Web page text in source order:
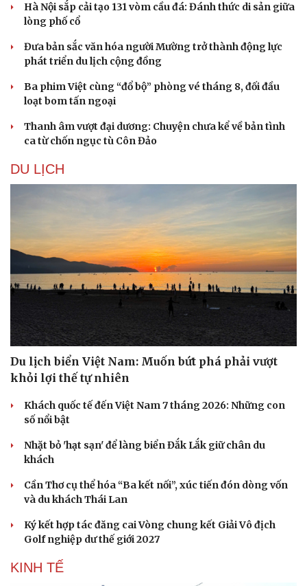
Hạt giống tâm hồn
Hà Nội sắp cải tạo 131 vòm cầu đá: Đánh thức di sản giữa
lòng phố cổ
Đưa bản sắc văn hóa người Mường trở thành động lực
phát triển du lịch cộng đồng
Ba phim Việt cùng “đổ bộ” phòng vé tháng 8, đối đầu
loạt bom tấn ngoại
Thanh âm vượt đại dương: Chuyện chưa kể về bản tình
ca từ chốn ngục tù Côn Đảo
DU LỊCH
Du lịch biển Việt Nam: Muốn bứt phá phải vượt
khỏi lợi thế tự nhiên
Khách quốc tế đến Việt Nam 7 tháng 2026: Những con
số nổi bật
Nhặt bỏ 'hạt sạn' để làng biển Đắk Lắk giữ chân du
khách
Cần Thơ cụ thể hóa “Ba kết nối”, xúc tiến đón dòng vốn
và du khách Thái Lan
Ký kết hợp tác đăng cai Vòng chung kết Giải Vô địch
Golf nghiệp dư thế giới 2027
KINH TẾ